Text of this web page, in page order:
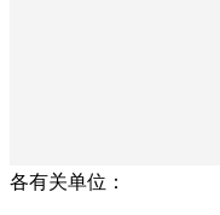
各有关单位：